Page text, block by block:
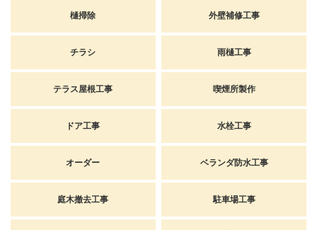
樋掃除 外壁補修工事
チラシ 雨樋工事
テラス屋根工事 喫煙所製作
ドア工事 水栓工事
オーダー ベランダ防水工事
庭木撤去工事 駐車場工事